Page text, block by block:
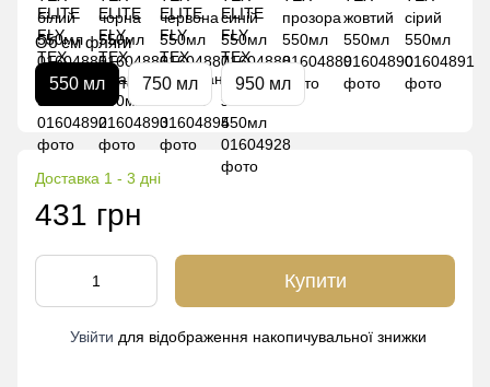
Об'єм фляги
550 мл 750 мл 950 мл
Доставка 1 - 3 дні
431 грн
Купити
Увійти для відображення накопичувальної знижки